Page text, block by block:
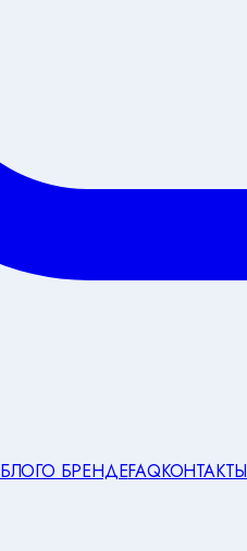
БЛОГО БРЕНДЕFAQКОНТАКТЫ